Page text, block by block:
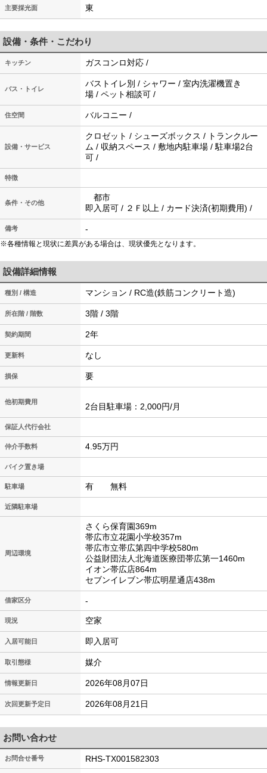
主要採光面 東
設備・条件・こだわり
キッチン ガスコンロ対応 /
バス・トイレ
バストイレ別 / シャワー / 室内洗濯機置き
場 / ペット相談可 /
住空間 バルコニー /
設備・サービス
クロゼット / シューズボックス / トランクルー
ム / 収納スペース / 敷地内駐車場 / 駐車場2台
可 /
特徴
条件・その他
都市
即入居可 / ２Ｆ以上 / カード決済(初期費用) /
備考 -
※各種情報と現状に差異がある場合は、現状優先となります。
設備詳細情報
種別 / 構造 マンション / RC造(鉄筋コンクリート造)
所在階 / 階数 3階 / 3階
契約期間 2年
更新料 なし
損保 要
他初期費用 2台目駐車場：2,000円/月
保証人代行会社
仲介手数料 4.95万円
バイク置き場
駐車場 有 無料
近隣駐車場
周辺環境
さくら保育園369m
帯広市立花園小学校357m
帯広市立帯広第四中学校580m
公益財団法人北海道医療団帯広第一1460m
イオン帯広店864m
セブンイレブン帯広明星通店438m
借家区分 -
現況 空家
入居可能日 即入居可
取引態様 媒介
情報更新日 2026年08月07日
次回更新予定日 2026年08月21日
お問い合わせ
お問合せ番号 RHS-TX001582303